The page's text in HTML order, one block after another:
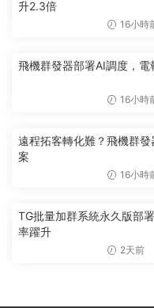
升2.3倍
16小時
飛機群發器部署AI調度，
16小時
遠程拓客轉化難？飛機群
案
16小時
TG批量加群系統永久版部
率躍升
2天前